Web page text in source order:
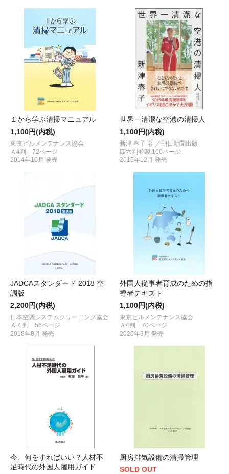
１から学ぶ清掃マニュアル
1,100円(内税)
東京ビルメンテナンス協会
Ａ4判 72ページ
2014年10月 発売
世界一清潔な空港の清掃人
1,100円(内税)
新津 春子 著 ／朝日新聞出版
四六判並製 160ページ
2015年12月 発売
JADCAスタンダード 2018 空
調版
2,200円(内税)
日本空調システムクリーニング協会
Ａ４判 56ページ
2018年8月 発売
外国人従事者育成のための指
導者テキスト
1,100円(内税)
東京ビルメンテナンス協会
Ａ4判 70ページ
2020年3月 発売
今、何をすればいい？人材不
足時代の外国人雇用ガイド
厨房排気設備の清掃管理
SOLD OUT